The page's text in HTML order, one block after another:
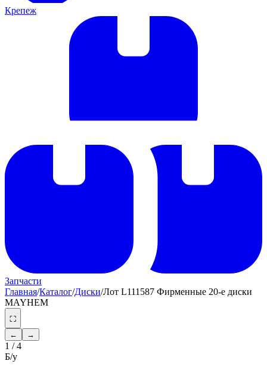
Крепеж
Запчасти
Главная/Каталог/Диски/Лот L111587 Фирменные 20-е диски
MAYHEM
⛶
←
→
1 /4
Б/у